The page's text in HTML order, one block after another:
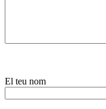
El teu nom